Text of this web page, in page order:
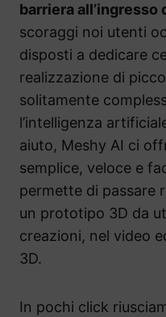
barriera
scoraggi noi utenti
disposti a dedicare
realizzazione di
solitamente
l’intelligenza
aiuto, Meshy AI ci
semplice, veloce e
permette di passare
un prototipo 3D da
creazioni, nel video
3D.
In pochi click